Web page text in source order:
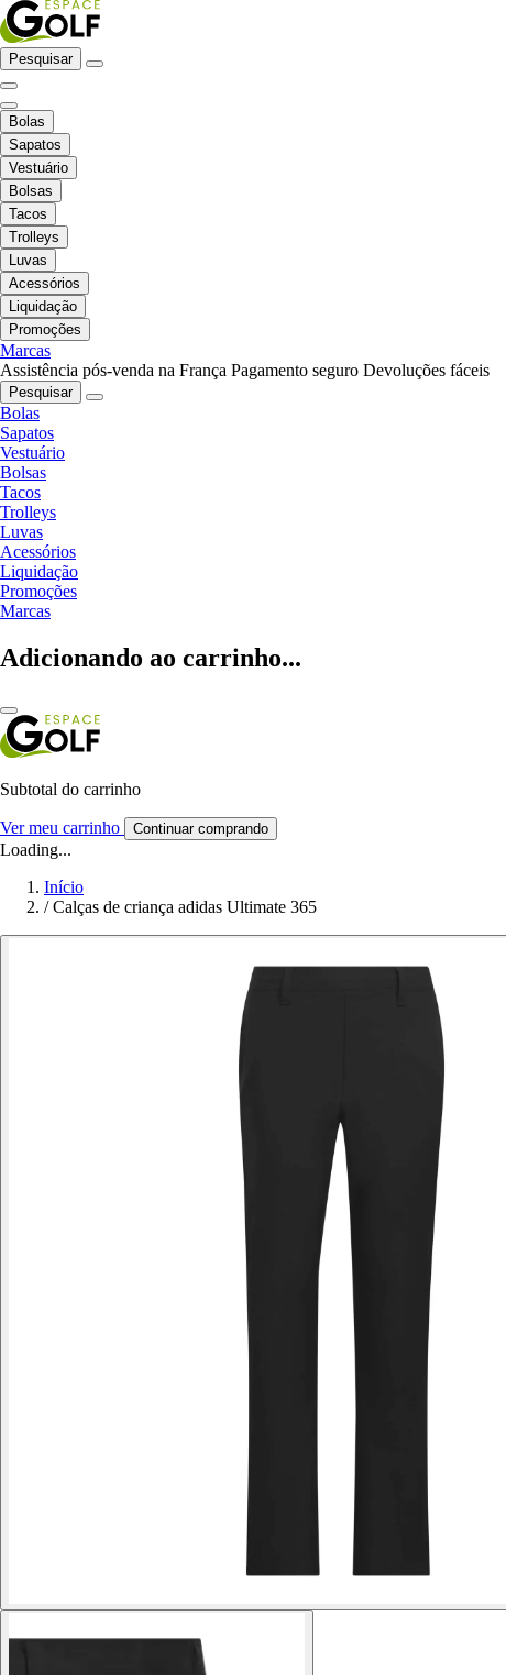
Pesquisar
Bolas
Sapatos
Vestuário
Bolsas
Tacos
Trolleys
Luvas
Acessórios
Liquidação
Promoções
Marcas
Assistência pós-venda na França Pagamento seguro Devoluções fáceis
Pesquisar
Bolas
Sapatos
Vestuário
Bolsas
Tacos
Trolleys
Luvas
Acessórios
Liquidação
Promoções
Marcas
Adicionando ao carrinho...
Subtotal do carrinho
Ver meu carrinho Continuar comprando
Loading...
Início
/ Calças de criança adidas Ultimate 365